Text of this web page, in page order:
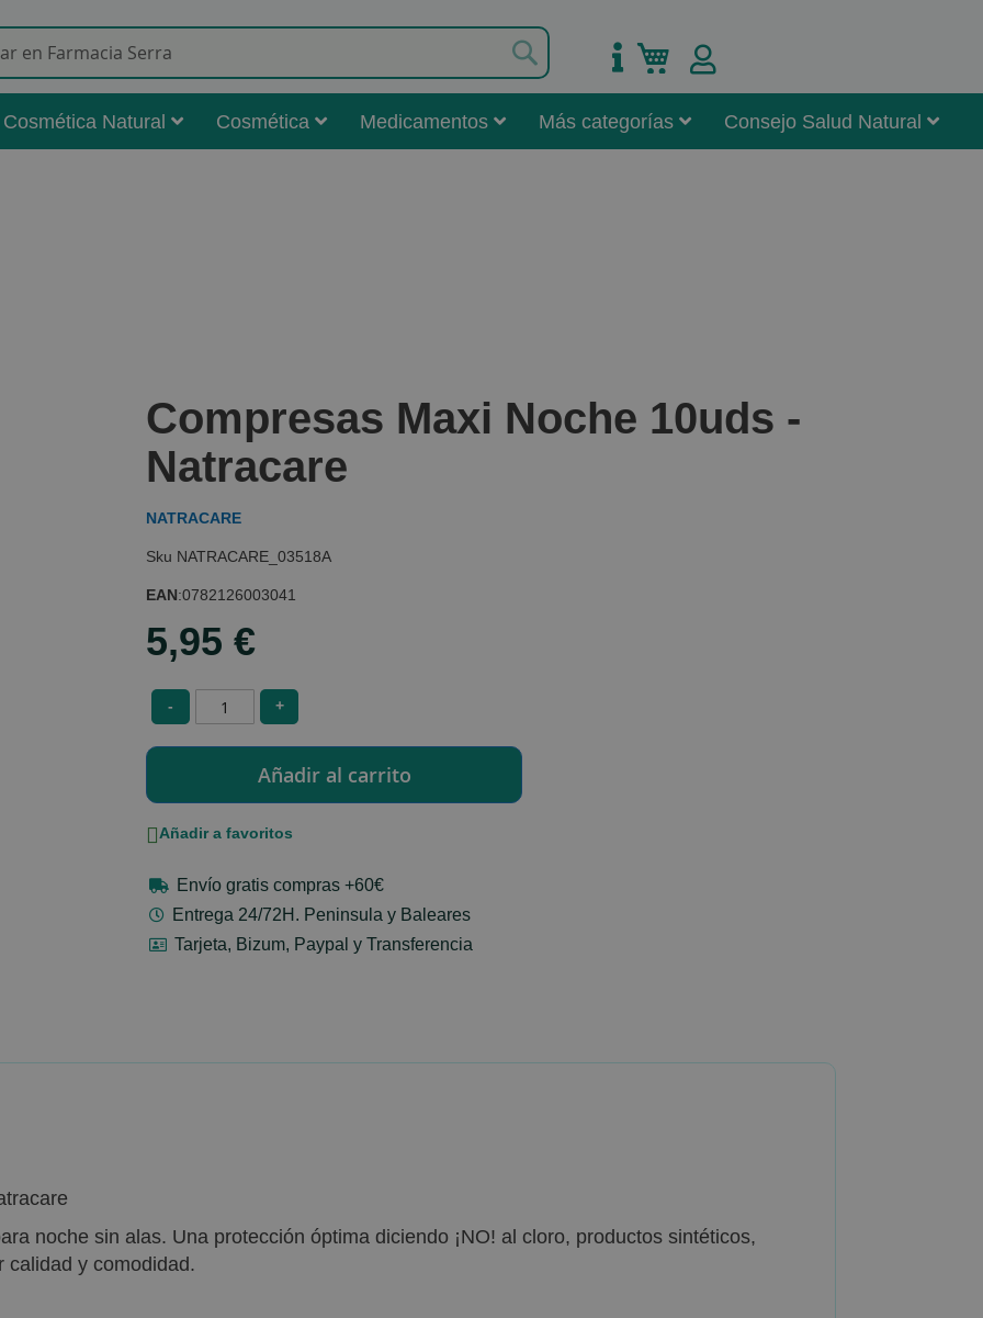
Mi carrito
Cosmética Natural Cosmética Medicamentos Más categorías Consejo Salud Natural
Compresas Maxi Noche 10uds -
Natracare
NATRACARE
NATRACARE_03518A
EAN:0782126003041
5,95 €
- +
Añadir a favoritos
Envío gratis compras +60€
Entrega 24/72H. Peninsula y Baleares
Tarjeta, Bizum, Paypal y Transferencia
noche sin alas. Una protección óptima diciendo ¡NO! al cloro, productos sintéticos,
calidad y comodidad.